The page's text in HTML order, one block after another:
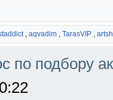
, aqvadim , TarasVIP ,
по подбору